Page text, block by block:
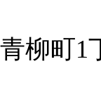
柳町1